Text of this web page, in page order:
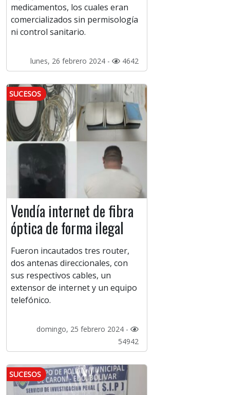
medicamentos, los cuales eran
comercializados sin permisología
ni control sanitario.
lunes, 26 febrero 2024 - 4642
SUCESOS
Vendía internet de fibra
óptica de forma ilegal
Fueron incautados tres router,
dos antenas direccionales, con
sus respectivos cables, un
extensor de internet y un equipo
telefónico.
domingo, 25 febrero 2024 -
54942
SUCESOS